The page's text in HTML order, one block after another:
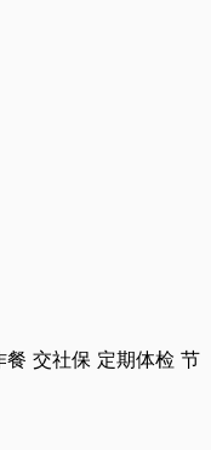
餐 交社保 定期体检 节